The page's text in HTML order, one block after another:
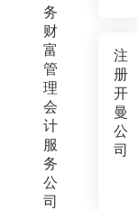
务
财
富
管
理
会
计
服
务
公
司
注
册
开
曼
公
司